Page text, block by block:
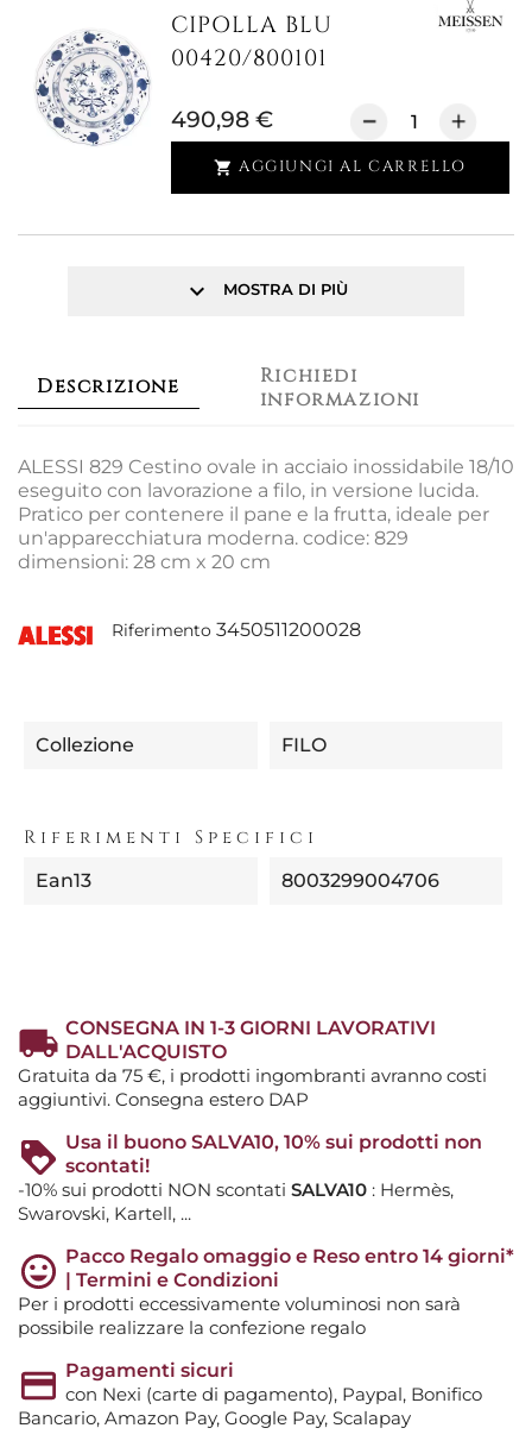
CIPOLLA BLU
00420/800101
490,98 €
 AGGIUNGI AL CARRELLO
keyboard_arrow_down MOSTRA DI PIÙ
Descrizione
Richiedi
informazioni
ALESSI 829 Cestino ovale in acciaio inossidabile 18/10
eseguito con lavorazione a filo, in versione lucida.
Pratico per contenere il pane e la frutta, ideale per
un'apparecchiatura moderna. codice: 829
dimensioni: 28 cm x 20 cm
Riferimento 3450511200028
Collezione FILO
Riferimenti Specifici
Ean13 8003299004706
CONSEGNA IN 1-3 GIORNI LAVORATIVI
DALL'ACQUISTO
Gratuita da 75 €, i prodotti ingombranti avranno costi
aggiuntivi. Consegna estero DAP
Usa il buono SALVA10, 10% sui prodotti non
scontati!
-10% sui prodotti NON scontati SALVA10 : Hermès,
Swarovski, Kartell, ...
Pacco Regalo omaggio e Reso entro 14 giorni*
| Termini e Condizioni
Per i prodotti eccessivamente voluminosi non sarà
possibile realizzare la confezione regalo
Pagamenti sicuri
con Nexi (carte di pagamento), Paypal, Bonifico
Bancario, Amazon Pay, Google Pay, Scalapay